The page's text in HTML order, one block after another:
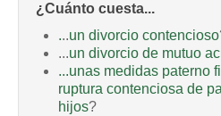
¿Cuánto cuesta...
...un divorcio contencioso
...un divorcio de mutuo
...unas medidas paterno
ruptura contenciosa de
hijos?